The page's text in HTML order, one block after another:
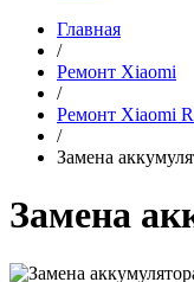
Главная
/
Ремонт Xiaomi
/
Ремонт Xiaomi
/
Замена
Замена